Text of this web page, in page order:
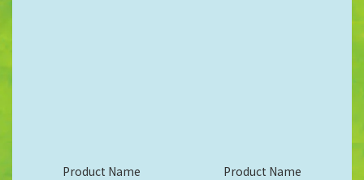
Product Name Product Name